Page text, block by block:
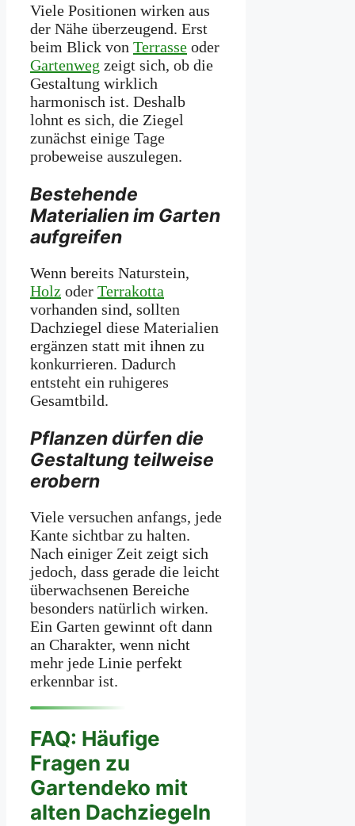
Viele Positionen wirken aus
der Nähe überzeugend. Erst
beim Blick von Terrasse oder
Gartenweg zeigt sich, ob die
Gestaltung wirklich
harmonisch ist. Deshalb
lohnt es sich, die Ziegel
zunächst einige Tage
probeweise auszulegen.
Bestehende
Materialien im Garten
aufgreifen
Wenn bereits Naturstein,
Holz oder Terrakotta
vorhanden sind, sollten
Dachziegel diese Materialien
ergänzen statt mit ihnen zu
konkurrieren. Dadurch
entsteht ein ruhigeres
Gesamtbild.
Pflanzen dürfen die
Gestaltung teilweise
erobern
Viele versuchen anfangs, jede
Kante sichtbar zu halten.
Nach einiger Zeit zeigt sich
jedoch, dass gerade die leicht
überwachsenen Bereiche
besonders natürlich wirken.
Ein Garten gewinnt oft dann
an Charakter, wenn nicht
mehr jede Linie perfekt
erkennbar ist.
FAQ: Häufige
Fragen zu
Gartendeko mit
alten Dachziegeln